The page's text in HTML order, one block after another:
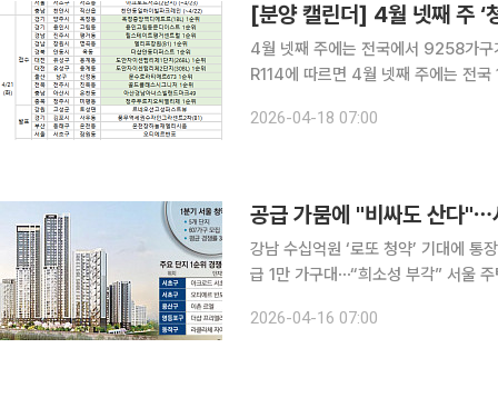
[분양 캘린더] 4월 넷째 주 ‘
4월 넷째 주에는 전국에서 9258가구가 분양에 나선다. ◇청약 단
R114에 따르면 4월 넷째 주에는 전
시 '힐스테이트평거센트럴', 창원시 '엘
2026-04-18 07:00
공급 가뭄에 "비싸도 산다"⋯
강남 수십억원 ‘로또 청약’ 기대에 통
급 1만 가구대⋯“희소성 부각” 서울 주택 공급 우려가 짙어지면서 아파트 청약이 뜨겁게 달아오르고
평형' 20억원을 웃도는 단지가 1순위
2026-04-16 07:00